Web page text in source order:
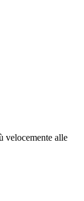
velocemente alle